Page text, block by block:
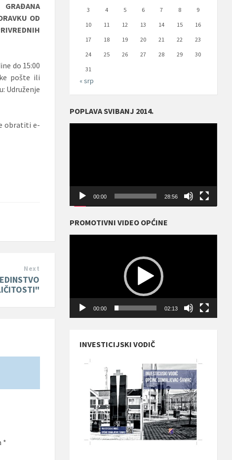
OD
do 15:00
pošte ili
Udruženje
obratiti e-
Next
*
3
4 5 6 7 8
9
10
11 12 13 14 15
16
17
18 19 20 21 22
23
24
25 26 27 28 29
30
31
« srp
POPLAVA SVIBANJ 2014.
00:00 28:56
PROMOTIVNI VIDEO OPĆINE
00:00 02:13
INVESTICIJSKI VODIČ